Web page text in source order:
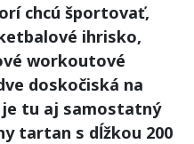
chcú športovať,
ihrisko,
workoutové
doskočiská na
tu aj samostatný
tartan s dĺžkou 200